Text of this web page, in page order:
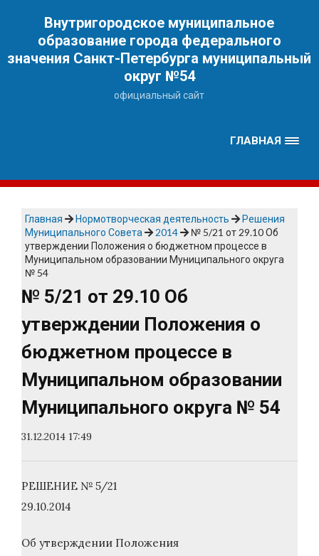
Внутригородское муниципальное
образование города федерального
значения Санкт-Петербурга муниципальный
округ №54
официальный сайт
ГЛАВНАЯ
Главная Нормотворческая деятельность
Решения
Муниципального Совета
2014
№ 5/21 от 29.10 Об
утверждении Положения о бюджетном процессе в
Муниципальном образовании Муниципального округа
№ 54
№ 5/21 от 29.10 Об
утверждении Положения о
бюджетном процессе в
Муниципальном образовании
Муниципального округа № 54
31.12.2014 17:49
РЕШЕНИЕ № 5/21
29.10.2014
Об утверждении Положения